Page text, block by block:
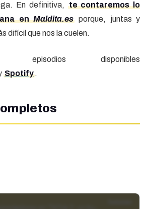
En definitiva,
te contaremos lo
enMaldita.esporque, juntas y
difícil que nos la cuelen.
disponibles
Spotify .